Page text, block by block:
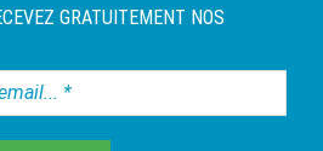
GRATUITEMENT NOS